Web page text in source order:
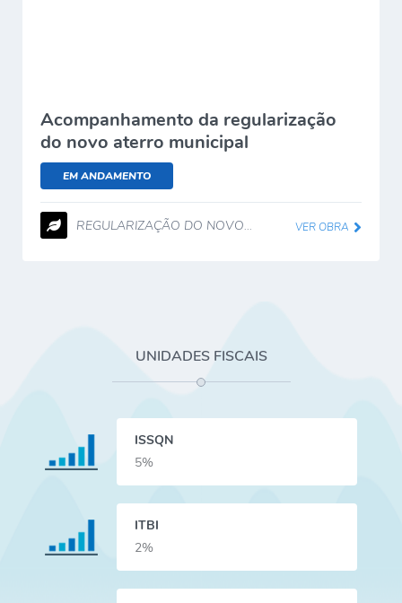
Acompanhamento da regularização
do novo aterro municipal
EM ANDAMENTO
REGULARIZAÇÃO DO NOVO... VER OBRA
UNIDADES FISCAIS
ISSQN
5%
ITBI
2%